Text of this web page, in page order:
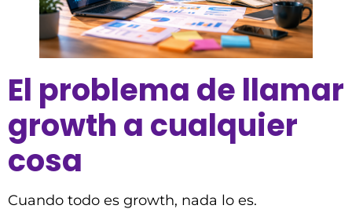
El problema de llamar
growth a cualquier
cosa
Cuando todo es growth, nada lo es.